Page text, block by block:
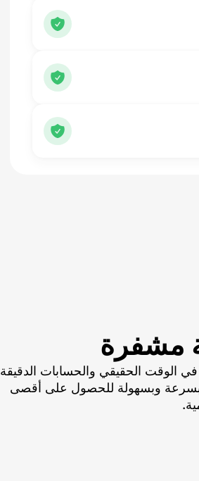
مشفرة
الوقت الحقيقي والحسابات الدقيقة
بسرعة وبسهولة للحصول على أقصى